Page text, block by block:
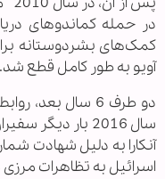
در حمله کماندوهای
کمک‌های بشردوستانه برای
آویو به‌ طور کامل قطع شد.
دو طرف 6 سال
سال 2016 بار
آنکارا به‌ دلیل شهادت
اسرائیل به تظاهرات مرزی